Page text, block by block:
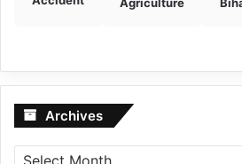
Agriculture
Archives Archives